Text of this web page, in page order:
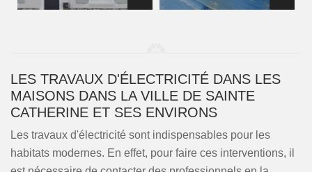
LES TRAVAUX D'ÉLECTRICITÉ DANS LES
MAISONS DANS LA VILLE DE SAINTE
CATHERINE ET SES ENVIRONS
Les travaux d'électricité sont indispensables pour les
habitats modernes. En effet, pour faire ces interventions, il